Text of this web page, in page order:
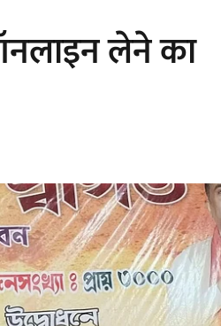
लेने का